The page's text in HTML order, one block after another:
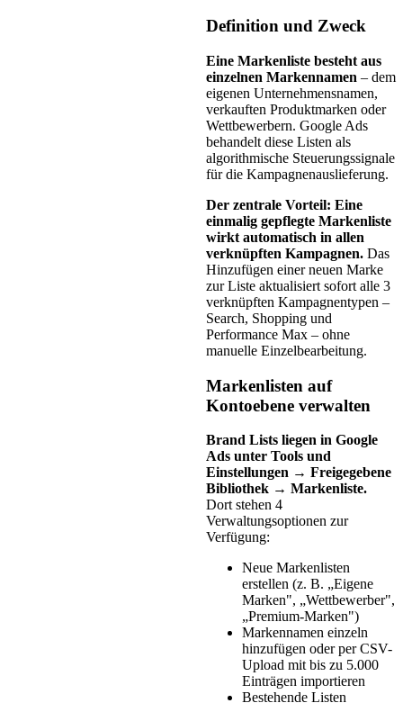
Definition und Zweck
Eine Markenliste besteht aus
einzelnen Markennamen – dem
eigenen Unternehmensnamen,
verkauften Produktmarken oder
Wettbewerbern. Google Ads
behandelt diese Listen als
algorithmische Steuerungssignale
für die Kampagnenauslieferung.
Der zentrale Vorteil: Eine
einmalig gepflegte Markenliste
wirkt automatisch in allen
verknüpften Kampagnen. Das
Hinzufügen einer neuen Marke
zur Liste aktualisiert sofort alle 3
verknüpften Kampagnentypen –
Search, Shopping und
Performance Max – ohne
manuelle Einzelbearbeitung.
Markenlisten auf
Kontoebene verwalten
Brand Lists liegen in Google
Ads unter Tools und
Einstellungen → Freigegebene
Bibliothek → Markenliste.
Dort stehen 4
Verwaltungsoptionen zur
Verfügung:
Neue Markenlisten
erstellen (z. B. „Eigene
Marken", „Wettbewerber",
„Premium-Marken")
Markennamen einzeln
hinzufügen oder per CSV-
Upload mit bis zu 5.000
Einträgen importieren
Bestehende Listen